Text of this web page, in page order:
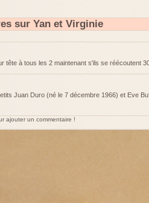
sur Yan et Virginie
tête à tous les 2 maintenant s'ils se réécoutent
Juan Duro (né le 7 décembre 1966) et Eve
ajouter un commentaire !